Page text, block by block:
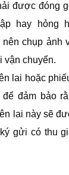
được đóng
hay hỏng
nên chụp ảnh
vận chuyển.
lai hoặc
để đảm bảo
lai này sẽ
gửi có thu